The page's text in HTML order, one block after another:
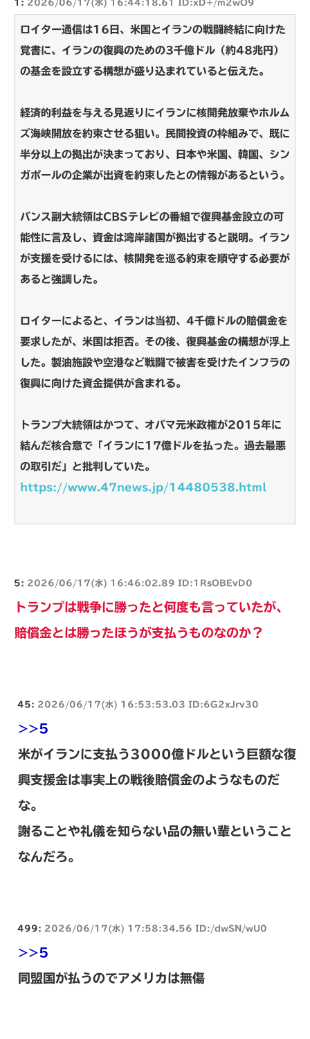
1: 2026/06/17(水) 16:44:18.61 ID:xD+/m2wO9
ロイター通信は16日、米国とイランの戦闘終結に向けた
覚書に、イランの復興のための3千億ドル（約48兆円）
の基金を設立する構想が盛り込まれていると伝えた。
経済的利益を与える見返りにイランに核開発放棄やホルム
ズ海峡開放を約束させる狙い。民間投資の枠組みで、既に
半分以上の拠出が決まっており、日本や米国、韓国、シン
ガポールの企業が出資を約束したとの情報があるという。
バンス副大統領はCBSテレビの番組で復興基金設立の可
能性に言及し、資金は湾岸諸国が拠出すると説明。イラン
が支援を受けるには、核開発を巡る約束を順守する必要が
あると強調した。
ロイターによると、イランは当初、4千億ドルの賠償金を
要求したが、米国は拒否。その後、復興基金の構想が浮上
した。製油施設や空港など戦闘で被害を受けたインフラの
復興に向けた資金提供が含まれる。
トランプ大統領はかつて、オバマ元米政権が2015年に
結んだ核合意で「イランに17億ドルを払った。過去最悪
の取引だ」と批判していた。
https://www.47news.jp/14480538.html
5: 2026/06/17(水) 16:46:02.89 ID:1RsOBEvD0
トランプは戦争に勝ったと何度も言っていたが、
賠償金とは勝ったほうが支払うものなのか？
45: 2026/06/17(水) 16:53:53.03 ID:6G2xJrv30
>>5
米がイランに支払う3000億ドルという巨額な復
興支援金は事実上の戦後賠償金のようなものだ
な。
謝ることや礼儀を知らない品の無い輩ということ
なんだろ。
499: 2026/06/17(水) 17:58:34.56 ID:/dwSN/wU0
>>5
同盟国が払うのでアメリカは無傷